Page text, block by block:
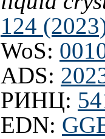
124
WoS:
ADS:
РИНЦ:
EDN: